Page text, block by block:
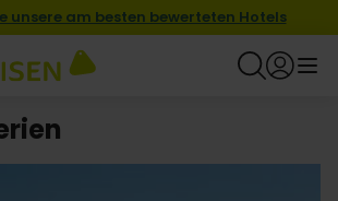
unsere am besten bewerteten Hotels